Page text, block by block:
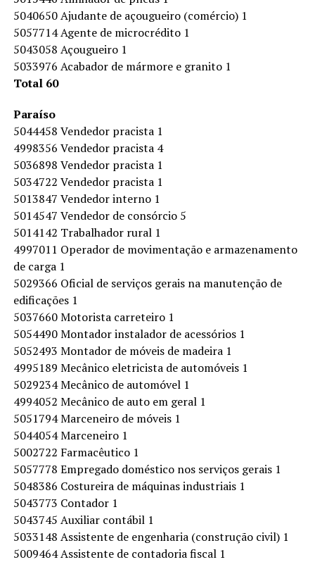
5040650 Ajudante de açougueiro (comércio) 1
5057714 Agente de microcrédito 1
5043058 Açougueiro 1
5033976 Acabador de mármore e granito 1
Total 60
Paraíso
5044458 Vendedor pracista 1
4998356 Vendedor pracista 4
5036898 Vendedor pracista 1
5034722 Vendedor pracista 1
5013847 Vendedor interno 1
5014547 Vendedor de consórcio 5
5014142 Trabalhador rural 1
4997011 Operador de movimentação e armazenamento
de carga 1
5029366 Oficial de serviços gerais na manutenção de
edificações 1
5037660 Motorista carreteiro 1
5054490 Montador instalador de acessórios 1
5052493 Montador de móveis de madeira 1
4995189 Mecânico eletricista de automóveis 1
5029234 Mecânico de automóvel 1
4994052 Mecânico de auto em geral 1
5051794 Marceneiro de móveis 1
5044054 Marceneiro 1
5002722 Farmacêutico 1
5057778 Empregado doméstico nos serviços gerais 1
5048386 Costureira de máquinas industriais 1
5043773 Contador 1
5043745 Auxiliar contábil 1
5033148 Assistente de engenharia (construção civil) 1
5009464 Assistente de contadoria fiscal 1